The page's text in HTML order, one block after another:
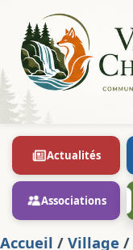
Actualités
Associations
Accueil / Village /